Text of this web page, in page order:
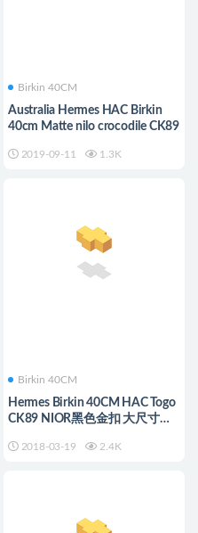
Birkin 40CM
Australia Hermes HAC Birkin
40cm Matte nilo crocodile CK89
2019-09-11 1.3K
Birkin 40CM
Hermes Birkin 40CM HAC Togo
CK89 NIOR黑色金扣 大尺寸大
2018-03-19 2.4K